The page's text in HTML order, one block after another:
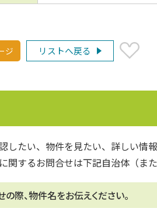
ジ リストへ戻る
したい、物件を見たい、詳しい情報
関するお問合せは下記自治体（ま
の際、物件名をお伝えください。